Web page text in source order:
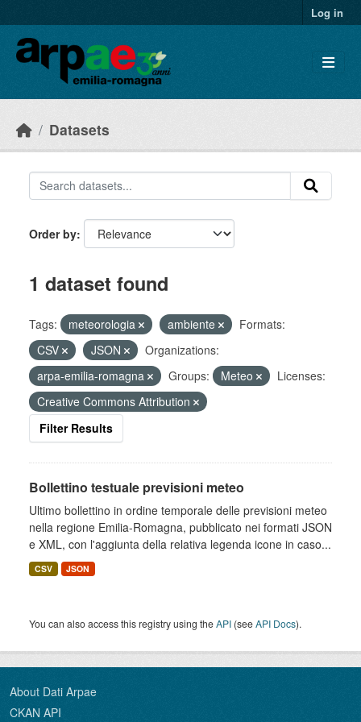
Log in
Datasets
Order by
1 dataset found
Tags: meteorologia ambiente
Formats:
CSV
JSON
Organizations:
arpa-emilia-romagna
Groups: Meteo
Licenses:
Creative Commons Attribution
Filter Results
Bollettino testuale previsioni meteo
Ultimo bollettino in ordine temporale delle previsioni meteo
nella regione Emilia-Romagna, pubblicato nei formati JSON
e XML, con l'aggiunta della relativa legenda icone in caso...
CSV JSON
You can also access this registry using theAPI (seeAPI Docs).
About Dati Arpae
CKAN API